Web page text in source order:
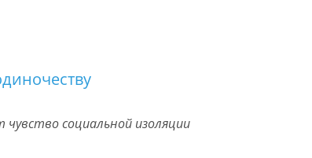
социальной изоляции